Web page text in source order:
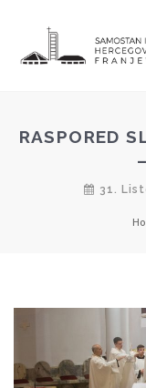
RASPORED
31.